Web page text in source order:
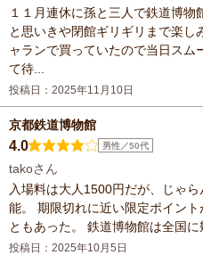
１１月連休に孫と三人で鉄道博
と思いきや閉館ギリギリまで楽し
ャランで買っていたので当日ス
て待...
投稿日：2025年11月10日
京都鉄道博物館
4.0 男性／50代
takoさん
入場料は大人1500円だが、じゃ
能。 期限切れに近い限定ポイン
ともあった。 鉄道博物館は全国に
投稿日：2025年10月5日